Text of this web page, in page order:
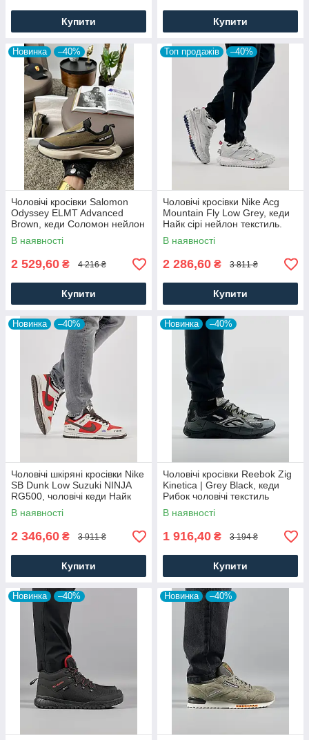
Купити Купити
Новинка –40%
Чоловічі кросівки Salomon
Odyssey ELMT Advanced
Brown, кеди Соломон нейлон
текстиль коричневі, Чоловіче
взуття
В наявності
2 529,60 ₴ 4 216 ₴
Купити
Топ продажів –40%
Чоловічі кросівки Nike Acg
Mountain Fly Low Grey, кеди
Найк сірі нейлон текстиль.
Чоловіче взуття
В наявності
2 286,60 ₴ 3 811 ₴
Купити
Новинка –40%
Чоловічі шкіряні кросівки Nike
SB Dunk Low Suzuki NINJA
RG500, чоловічі кеди Найк
червоні, Чоловіче взуття
В наявності
2 346,60 ₴ 3 911 ₴
Купити
Новинка –40%
Чоловічі кросівки Reebok Zig
Kinetica | Grey Black, кеди
Рибок чоловічі текстиль
нейлон сірі. Чоловіче взуття
В наявності
1 916,40 ₴ 3 194 ₴
Купити
Новинка –40% Новинка –40%